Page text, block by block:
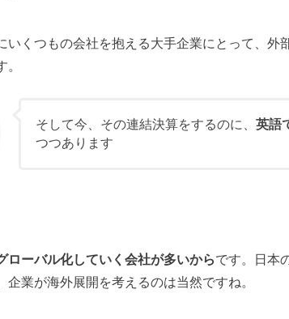
いくつもの会社を抱える大手企業にとって、外
そして今、その連結決算をするのに、英語
つつあります
ローバル化していく会社が多いからです。日本
企業が海外展開を考えるのは当然ですね。